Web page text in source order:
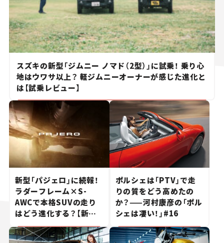
スズキの新型「ジムニー ノマド（2型）」に試乗！ 乗り心
地はウワサ以上？ 軽ジムニーオーナーが感じた進化と
は【試乗レビュー】
新型「パジェロ」に続報！
ラダーフレーム×S-
AWCで本格SUVの走り
はどう進化する？【新車
ニュース】
ポルシェは「PTV」で走
りの質をどう高めたの
か？——河村康彦の「ポル
シェは凄い！」#16